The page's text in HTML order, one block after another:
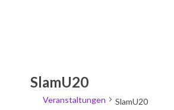
SlamU20
Veranstaltungen SlamU20